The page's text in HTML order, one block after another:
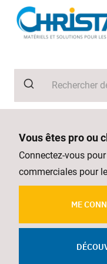
Vous êtes pro ou
Connectez-vous
commerciales pour
ME